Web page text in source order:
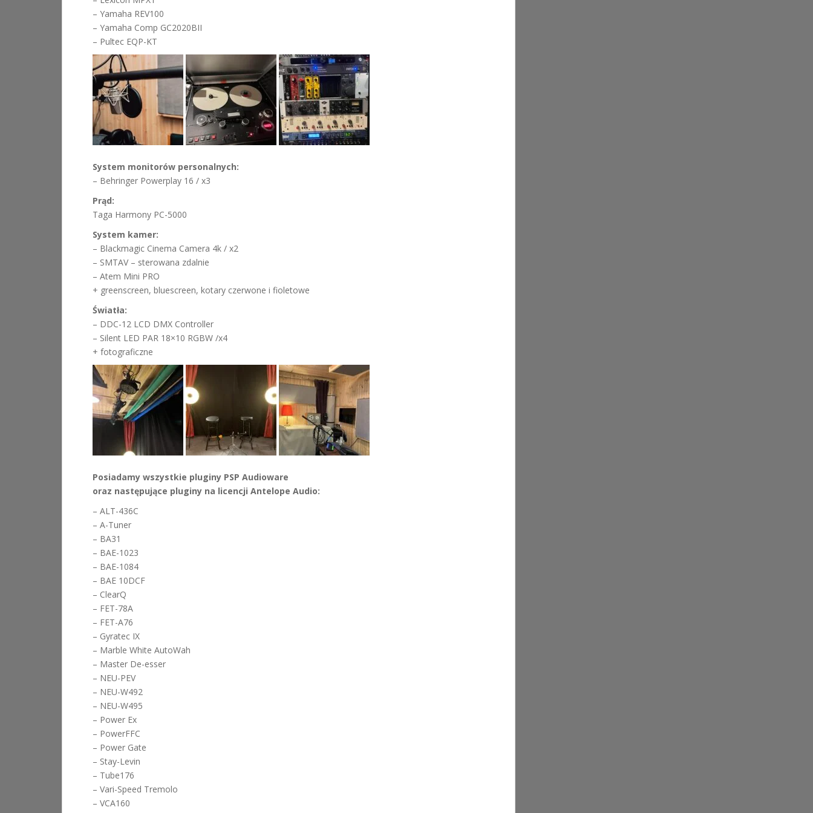
– Yamaha REV100
– Yamaha Comp GC2020BII
– Pultec EQP-KT
System monitorów personalnych:
– Behringer Powerplay 16 / x3
Prąd:
Taga Harmony PC-5000
System kamer:
– Blackmagic Cinema Camera 4k / x2
– SMTAV – sterowana zdalnie
– Atem Mini PRO
+ greenscreen, bluescreen, kotary czerwone i fioletowe
Światła:
– DDC-12 LCD DMX Controller
– Silent LED PAR 18×10 RGBW /x4
+ fotograficzne
Posiadamy wszystkie pluginy PSP Audioware
oraz następujące pluginy na licencji Antelope Audio:
– ALT-436C
– A-Tuner
– BA31
– BAE-1023
– BAE-1084
– BAE 10DCF
– ClearQ
– FET-78A
– FET-A76
– Gyratec IX
– Marble White AutoWah
– Master De-esser
– NEU-PEV
– NEU-W492
– NEU-W495
– Power Ex
– PowerFFC
– Power Gate
– Stay-Levin
– Tube176
– Vari-Speed Tremolo
– VCA160